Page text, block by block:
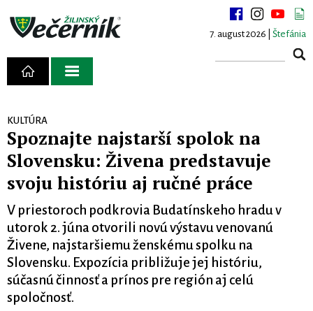
7. august 2026 | Štefánia
KULTÚRA
Spoznajte najstarší spolok na
Slovensku: Živena predstavuje
svoju históriu aj ručné práce
V priestoroch podkrovia Budatínskeho hradu v
utorok 2. júna otvorili novú výstavu venovanú
Živene, najstaršiemu ženskému spolku na
Slovensku. Expozícia približuje jej históriu,
súčasnú činnosť a prínos pre región aj celú
spoločnosť.